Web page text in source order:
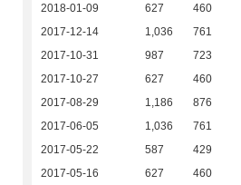
2018-01-09 627 460
2017-12-14 1,036 761
2017-10-31 987 723
2017-10-27 627 460
2017-08-29 1,186 876
2017-06-05 1,036 761
2017-05-22 587 429
2017-05-16 627 460